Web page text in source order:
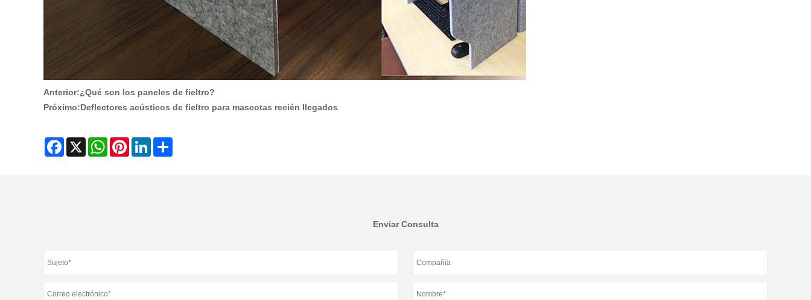
Anterior:¿Qué son los paneles de fieltro?
Próximo:Deflectores acústicos de fieltro para mascotas recién llegados
Facebook
X WhatsAppPinterestLinkedIn
Enviar Consulta